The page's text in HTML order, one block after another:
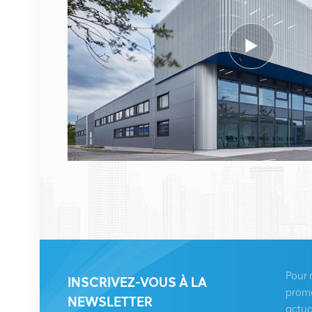
Lucent
VOIR LES DÉTAILS
ERICSSON 2212 B31
KRC 161 893/1 Unité
radio à distance
VOIR LES DÉTAILS
HUAWEI RRU5909
HUAWEI UBBPg1a
03050BYF pour bande
3900
INSCRIVEZ-VOUS À LA
NEWSLETTER
Pour